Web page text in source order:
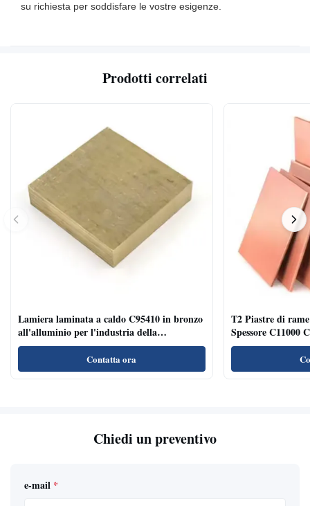
su richiesta per soddisfare le vostre esigenze.
Prodotti correlati
Lamiera laminata a caldo C95410 in bronzo
all'alluminio per l'industria della
decorazione con finitura spazzolata
Contatta ora
T2 Piastre di
Spessore C11000
Chiedi un preventivo
e-mail *